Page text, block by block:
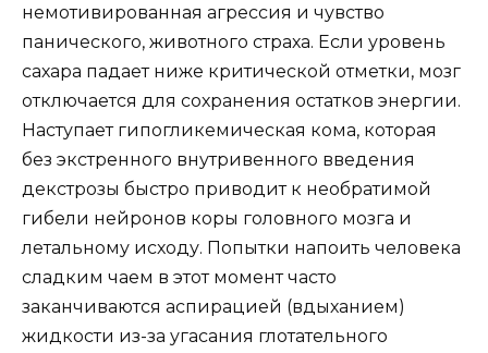
немотивированная агрессия и чувство
панического, животного страха. Если уровень
сахара падает ниже критической отметки, мозг
отключается для сохранения остатков энергии.
Наступает гипогликемическая кома, которая
без экстренного внутривенного введения
декстрозы быстро приводит к необратимой
гибели нейронов коры головного мозга и
летальному исходу. Попытки напоить человека
сладким чаем в этот момент часто
заканчиваются аспирацией (вдыханием)
жидкости из-за угасания глотательного